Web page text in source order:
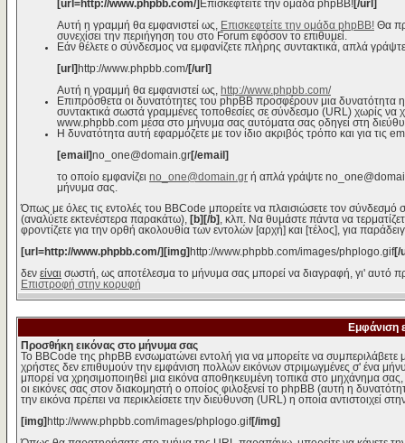
[url=http://www.phpbb.com/] Επισκεφτείτε την ομάδα phpBB! [/url]
Αυτή η γραμμή θα εμφανιστεί ως,
Επισκεφτείτε την ομάδα phpBB! Θα
συνεχίσει την περιήγηση του στο Forum εφόσον το επιθυμεί.
Εάν θέλετε ο σύνδεσμος να εμφανίζετε πλήρης συντακτικά, απλά
[url] http://www.phpbb.com/[/url]
Αυτή η γραμμή θα εμφανιστεί ως,
http://www.phpbb.com/
Επιπρόσθετα οι δυνατότητες του phpBB προσφέρουν μια δυνατότητα
συντακτικά σωστά γραμμένες τοποθεσίες σε σύνδεσμο (URL) χωρίς να
www.phpbb.com μέσα στο μήνυμα σας αυτόματα σας οδηγεί στη
Η δυνατότητα αυτή εφαρμόζετε με τον ίδιο ακριβός τρόπο και για τις
[email]no_one@domain.gr[/email]
το οποίο εμφανίζει no_one@domain.gr ή απλά γράψτε
μήνυμα σας.
Όπως με όλες τις εντολές του BBCode μπορείτε να πλαισιώσετε τον σύνδεσμό
(αναλύετε εκτενέστερα παρακάτω),
[b][/b]
, κλπ. Να θυμάστε πάντα να
φροντίζετε για την ορθή ακολουθία των εντολών [αρχή] και [τέλος], για
[url=http://www.phpbb.com/][img] http://www.phpbb.com/images/phplogo.gif[/
δεν είναι σωστή, ως αποτέλεσμα το μήνυμα σας μπορεί να διαγραφή, γι' αυτό
Επιστροφή στην κορυφή
Εμφάνιση
Προσθήκη εικόνας στο μήνυμα σας
Το BBCode της phpBB ενσωματώνει εντολή για να μπορείτε να
χρήστες δεν επιθυμούν την εμφάνιση πολλών εικόνων στριμωγμένες σ' ένα
μπορεί να χρησιμοποιηθεί μια εικόνα αποθηκευμένη τοπικά στο μηχάνημα
οι εικόνες σας στον διακομηστή ο οποίος φιλοξενεί το phpBB (αυτή η
την εικόνα πρέπει να περικλείσετε την διεύθυνση (URL) η οποία αντιστοιχεί
[img] http://www.phpbb.com/images/phplogo.gif[/img]